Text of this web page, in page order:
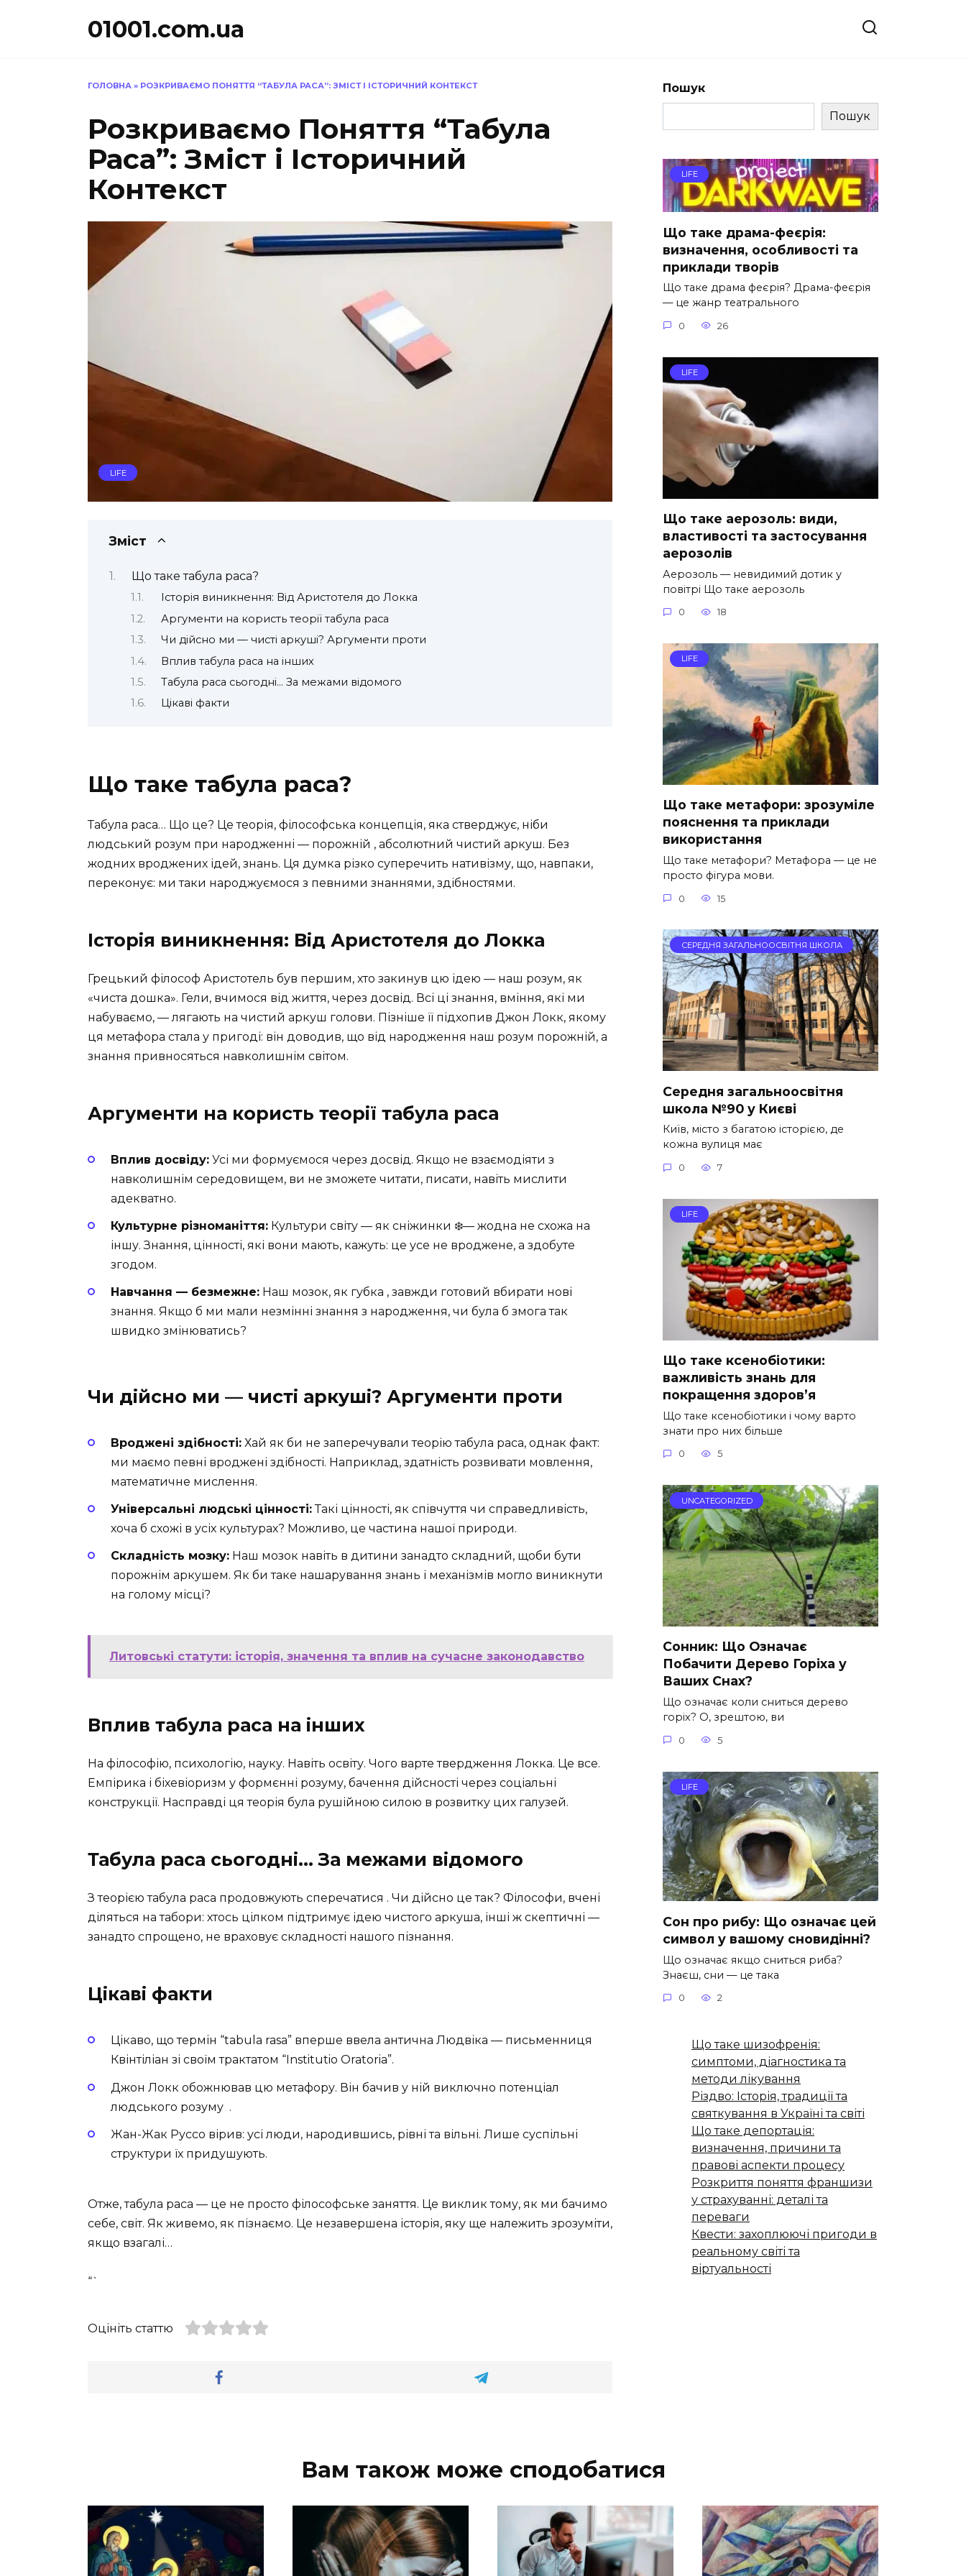
01001.com.ua
ГОЛОВНА » РОЗКРИВАЄМО ПОНЯТТЯ “ТАБУЛА РАСА”: ЗМІСТ І ІСТОРИЧНИЙ КОНТЕКСТ
Розкриваємо Поняття “Табула
Раса”: Зміст і Історичний
Контекст
LIFE
Зміст
Що таке табула раса?
Історія виникнення: Від Аристотеля до Локка
Аргументи на користь теорії табула раса
Чи дійсно ми — чисті аркуші? Аргументи проти
Вплив табула раса на інших
Табула раса сьогодні… За межами відомого
Цікаві факти
Що таке табула раса?
Табула раса… Що це? Це теорія, філософська концепція, яка стверджує, ніби
людський розум при народженні — порожній , абсолютний чистий аркуш. Без
жодних вроджених ідей, знань. Ця думка різко суперечить нативізму, що, навпаки,
переконує: ми таки народжуємося з певними знаннями, здібностями.
Історія виникнення: Від Аристотеля до Локка
Грецький філософ Аристотель був першим, хто закинув цю ідею — наш розум, як
«чиста дошка». Гели, вчимося від життя, через досвід. Всі ці знання, вміння, які ми
набуваємо, — лягають на чистий аркуш голови. Пізніше її підхопив Джон Локк, якому
ця метафора стала у пригоді: він доводив, що від народження наш розум порожній, а
знання привносяться навколишнім світом.
Аргументи на користь теорії табула раса
Вплив досвіду: Усі ми формуємося через досвід. Якщо не взаємодіяти з
навколишнім середовищем, ви не зможете читати, писати, навіть мислити
адекватно.
Культурне різноманіття: Культури світу — як сніжинки ❄️— жодна не схожа на
іншу. Знання, цінності, які вони мають, кажуть: це усе не вроджене, а здобуте
згодом.
Навчання — безмежне: Наш мозок, як губка , завжди готовий вбирати нові
знання. Якщо б ми мали незмінні знання з народження, чи була б змога так
швидко змінюватись?
Чи дійсно ми — чисті аркуші? Аргументи проти
Вроджені здібності: Хай як би не заперечували теорію табула раса, однак факт:
ми маємо певні вроджені здібності. Наприклад, здатність розвивати мовлення,
математичне мислення.
Універсальні людські цінності:Такі цінності, як співчуття чи справедливість,
хоча б схожі в усіх культурах? Можливо, це частина нашої природи.
Складність мозку: Наш мозок навіть в дитини занадто складний, щоби бути
порожнім аркушем. Як би таке нашарування знань і механізмів могло виникнути
на голому місці?
Литовські статути: історія, значення та вплив на сучасне законодавство
Вплив табула раса на інших
На філософію, психологію, науку. Навіть освіту. Чого варте твердження Локка. Це все.
Емпірика і біхевіоризм у формєнні розуму, бачення дійсності через соціальні
конструкції. Насправді ця теорія була рушійною силою в розвитку цих галузей.
Табула раса сьогодні… За межами відомого
З теорією табула раса продовжують сперечатися . Чи дійсно це так? Філософи, вчені
діляться на табори: хтось цілком підтримує ідею чистого аркуша, інші ж скептичні —
занадто спрощено, не враховує складності нашого пізнання.
Цікаві факти
Цікаво, що термін “tabula rasa” вперше ввела антична Людвіка — письменниця
Квінтіліан зі своїм трактатом “Institutio Oratoria”.
Джон Локк обожнював цю метафору. Він бачив у ній виключно потенціал
людського розуму ‍ .
Жан-Жак Руссо вірив: усі люди, народившись, рівні та вільні. Лише суспільні
структури їх придушують.
Отже, табула раса — це не просто філософське заняття. Це виклик тому, як ми бачимо
себе, світ. Як живемо, як пізнаємо. Це незавершена історія, яку ще належить зрозуміти,
якщо взагалі…
“`
Оцініть статтю
Пошук
Пошук
LIFE
Що таке драма-феєрія:
визначення, особливості та
приклади творів
Що таке драма феєрія? Драма-феєрія
— це жанр театрального
0 26
LIFE
Що таке аерозоль: види,
властивості та застосування
аерозолів
Аерозоль — невидимий дотик у
повітрі Що таке аерозоль
0 18
LIFE
Що таке метафори: зрозуміле
пояснення та приклади
використання
Що таке метафори? Метафора — це не
просто фігура мови.
0 15
СЕРЕДНЯ ЗАГАЛЬНООСВІТНЯ ШКОЛА
Середня загальноосвітня
школа №90 у Києві
Київ, місто з багатою історією, де
кожна вулиця має
0 7
LIFE
Що таке ксенобіотики:
важливість знань для
покращення здоров’я
Що таке ксенобіотики і чому варто
знати про них більше
0 5
UNCATEGORIZED
Сонник: Що Означає
Побачити Дерево Горіха у
Ваших Снах?
Що означає коли сниться дерево
горіх? О, зрештою, ви
0 5
LIFE
Сон про рибу: Що означає цей
символ у вашому сновидінні?
Що означає якщо сниться риба?
Знаєш, сни — це така
0 2
Що таке шизофренія:
симптоми, діагностика та
методи лікування
Різдво: Історія, традиції та
святкування в Україні та світі
Що таке депортація:
визначення, причини та
правові аспекти процесу
Розкриття поняття франшизи
у страхуванні: деталі та
переваги
Квести: захоплюючі пригоди в
реальному світі та
віртуальності
Вам також може сподобатися